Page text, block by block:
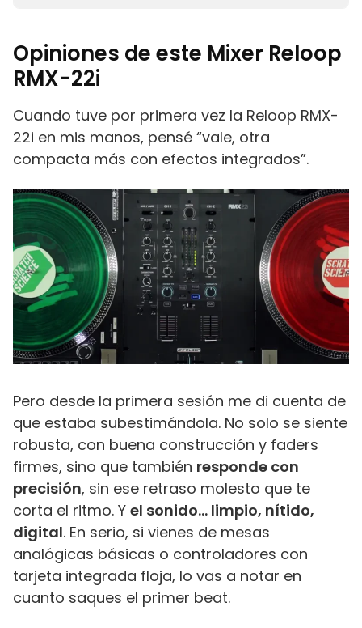
Opiniones de este Mixer Reloop
RMX-22i
Cuando tuve por primera vez la Reloop RMX-
22i en mis manos, pensé “vale, otra
compacta más con efectos integrados”.
Pero desde la primera sesión me di cuenta de
que estaba subestimándola. No solo se siente
robusta, con buena construcción y faders
firmes, sino que también responde con
precisión, sin ese retraso molesto que te
corta el ritmo. Y el sonido… limpio, nítido,
digital. En serio, si vienes de mesas
analógicas básicas o controladores con
tarjeta integrada floja, lo vas a notar en
cuanto saques el primer beat.